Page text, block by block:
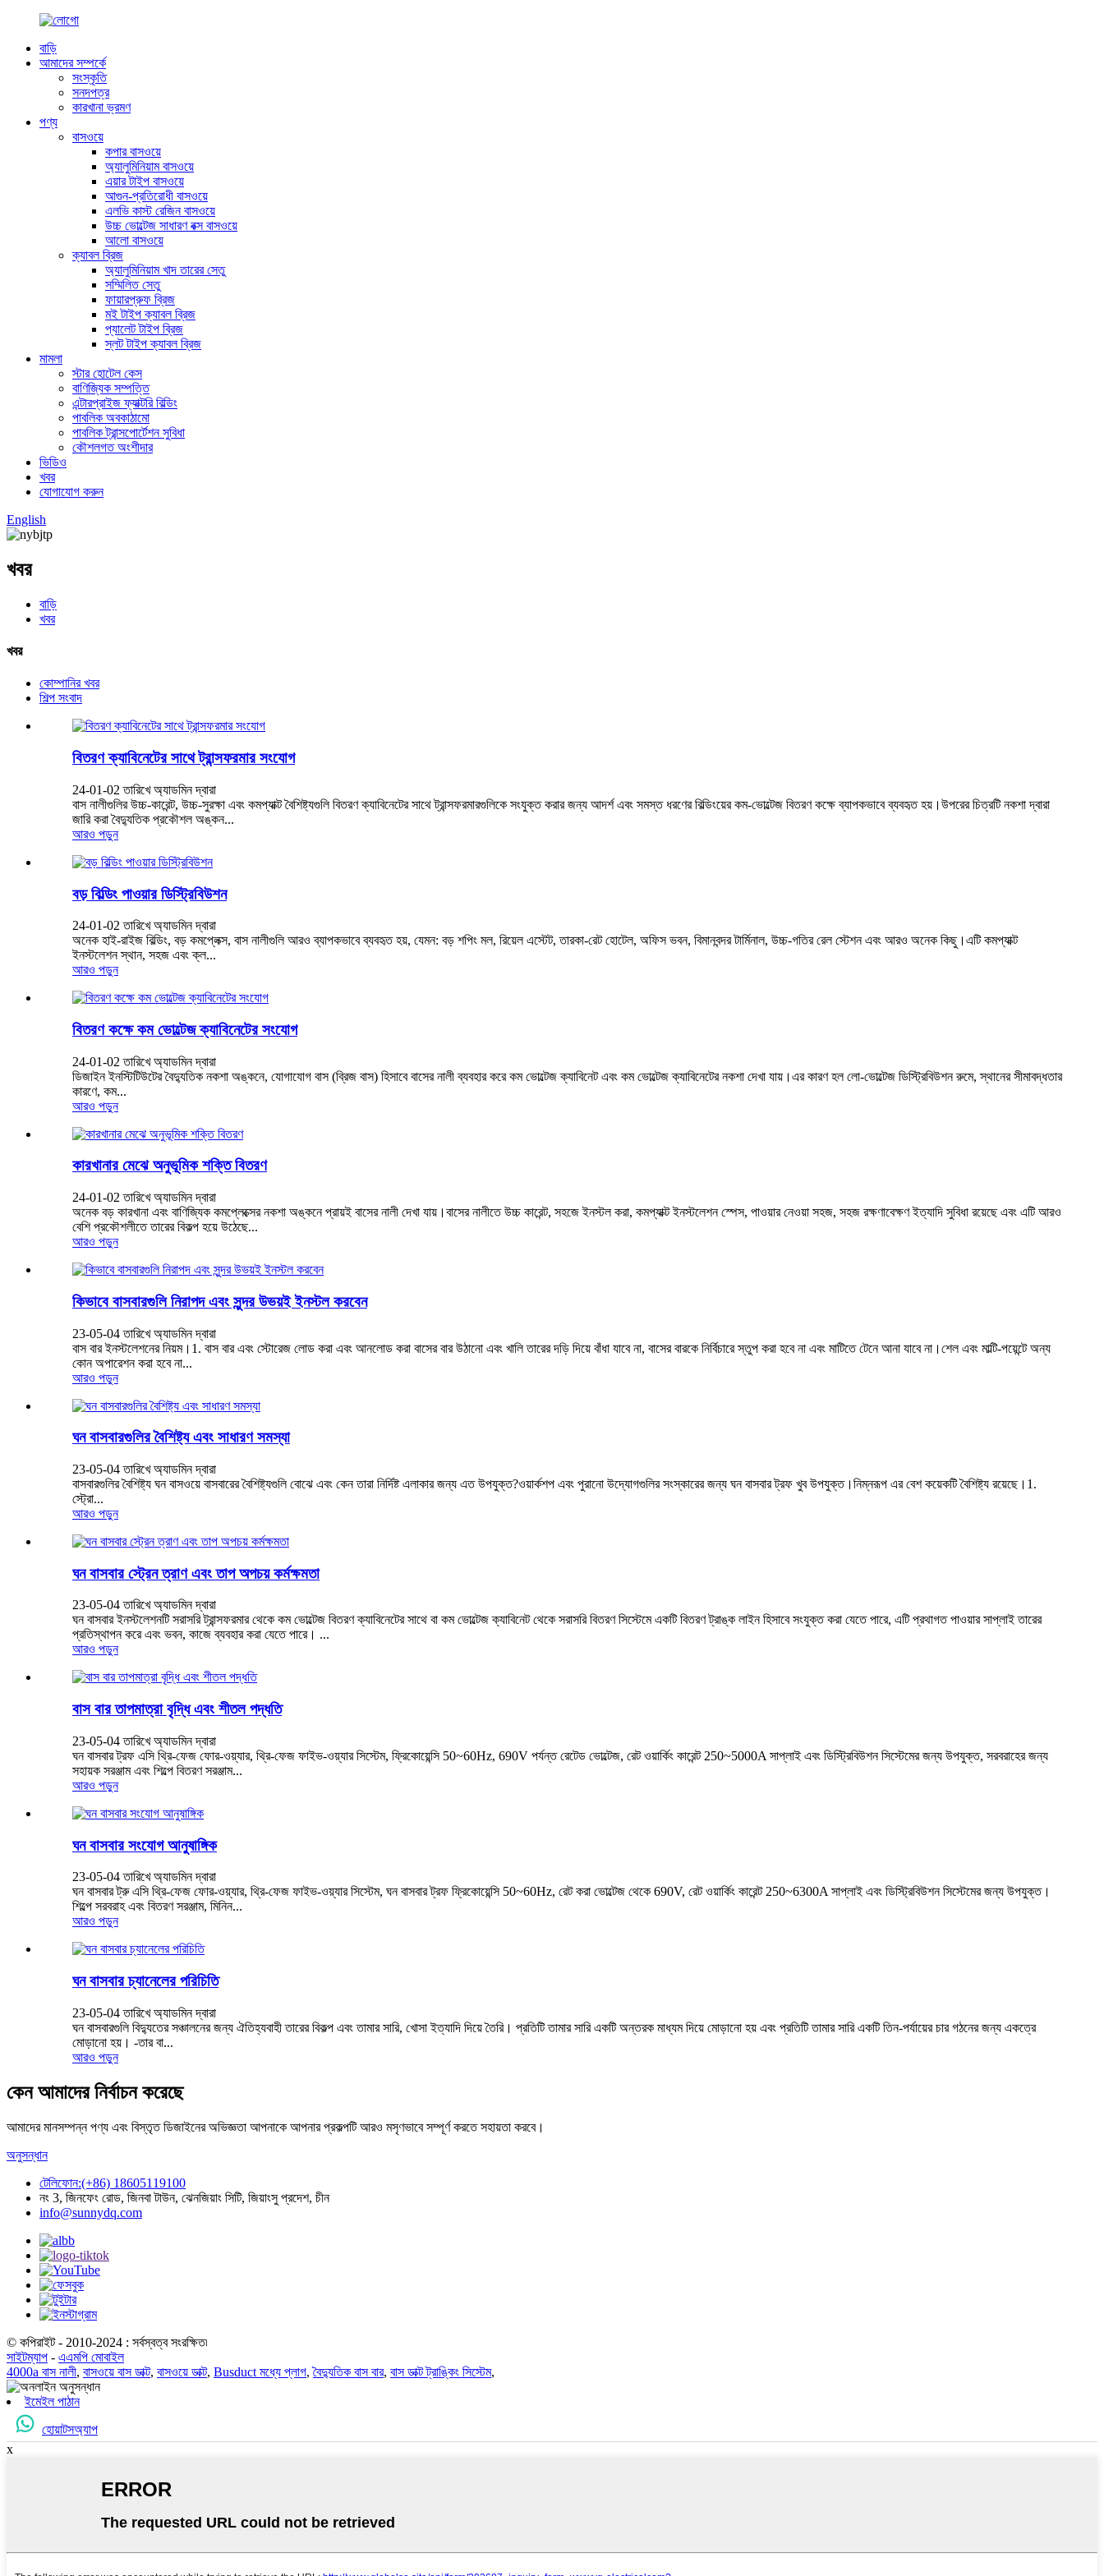
বাড়ি
আমাদের সম্পর্কে
সংস্কৃতি
সনদপত্র
কারখানা ভ্রমণ
পণ্য
বাসওয়ে
কপার বাসওয়ে
অ্যালুমিনিয়াম বাসওয়ে
এয়ার টাইপ বাসওয়ে
আগুন-প্রতিরোধী বাসওয়ে
এলভি কাস্ট রেজিন বাসওয়ে
উচ্চ ভোল্টেজ সাধারণ বক্স বাসওয়ে
আলো বাসওয়ে
ক্যাবল ব্রিজ
অ্যালুমিনিয়াম খাদ তারের সেতু
সম্মিলিত সেতু
ফায়ারপ্রুফ ব্রিজ
মই টাইপ ক্যাবল ব্রিজ
প্যালেট টাইপ ব্রিজ
স্লট টাইপ ক্যাবল ব্রিজ
মামলা
স্টার হোটেল কেস
বাণিজ্যিক সম্পত্তি
এন্টারপ্রাইজ ফ্যাক্টরি বিল্ডিং
পাবলিক অবকাঠামো
পাবলিক ট্রান্সপোর্টেশন সুবিধা
কৌশলগত অংশীদার
ভিডিও
খবর
যোগাযোগ করুন
English
খবর
বাড়ি
খবর
খবর
কোম্পানির খবর
শিল্প সংবাদ
বিতরণ ক্যাবিনেটের সাথে ট্রান্সফরমার সংযোগ
24-01-02 তারিখে অ্যাডমিন দ্বারা
বাস নালীগুলির উচ্চ-কারেন্ট, উচ্চ-সুরক্ষা এবং কমপ্যাক্ট বৈশিষ্ট্যগুলি বিতরণ ক্যাবিনেটের সাথে ট্রান্সফরমারগুলিকে সংযুক্ত করার জন্য আদর্শ এবং সমস্ত ধরণের বিল্ডিংয়ের কম-ভোল্টেজ বিতরণ কক্ষে ব্যাপকভাবে ব্যবহৃত হয়।উপরের চিত্রটি নকশা দ্বারা
জারি করা বৈদ্যুতিক প্রকৌশল অঙ্কন...
আরও পড়ুন
বড় বিল্ডিং পাওয়ার ডিস্ট্রিবিউশন
24-01-02 তারিখে অ্যাডমিন দ্বারা
অনেক হাই-রাইজ বিল্ডিং, বড় কমপ্লেক্স, বাস নালীগুলি আরও ব্যাপকভাবে ব্যবহৃত হয়, যেমন: বড় শপিং মল, রিয়েল এস্টেট, তারকা-রেট হোটেল, অফিস ভবন, বিমানবন্দর টার্মিনাল, উচ্চ-গতির রেল স্টেশন এবং আরও অনেক কিছু।এটি কমপ্যাক্ট
ইনস্টলেশন স্থান, সহজ এবং ক্ল...
আরও পড়ুন
বিতরণ কক্ষে কম ভোল্টেজ ক্যাবিনেটের সংযোগ
24-01-02 তারিখে অ্যাডমিন দ্বারা
ডিজাইন ইনস্টিটিউটের বৈদ্যুতিক নকশা অঙ্কনে, যোগাযোগ বাস (ব্রিজ বাস) হিসাবে বাসের নালী ব্যবহার করে কম ভোল্টেজ ক্যাবিনেট এবং কম ভোল্টেজ ক্যাবিনেটের নকশা দেখা যায়।এর কারণ হল লো-ভোল্টেজ ডিস্ট্রিবিউশন রুমে, স্থানের সীমাবদ্ধতার
কারণে, কম...
আরও পড়ুন
কারখানার মেঝে অনুভূমিক শক্তি বিতরণ
24-01-02 তারিখে অ্যাডমিন দ্বারা
অনেক বড় কারখানা এবং বাণিজ্যিক কমপ্লেক্সের নকশা অঙ্কনে প্রায়ই বাসের নালী দেখা যায়।বাসের নালীতে উচ্চ কারেন্ট, সহজে ইনস্টল করা, কমপ্যাক্ট ইনস্টলেশন স্পেস, পাওয়ার নেওয়া সহজ, সহজ রক্ষণাবেক্ষণ ইত্যাদি সুবিধা রয়েছে এবং এটি আরও
বেশি প্রকৌশলীতে তারের বিকল্প হয়ে উঠেছে...
আরও পড়ুন
কিভাবে বাসবারগুলি নিরাপদ এবং সুন্দর উভয়ই ইনস্টল করবেন
23-05-04 তারিখে অ্যাডমিন দ্বারা
বাস বার ইনস্টলেশনের নিয়ম।1. বাস বার এবং স্টোরেজ লোড করা এবং আনলোড করা বাসের বার উঠানো এবং খালি তারের দড়ি দিয়ে বাঁধা যাবে না, বাসের বারকে নির্বিচারে স্তুপ করা হবে না এবং মাটিতে টেনে আনা যাবে না।শেল এবং মাল্টি-পয়েন্টে অন্য
কোন অপারেশন করা হবে না...
আরও পড়ুন
ঘন বাসবারগুলির বৈশিষ্ট্য এবং সাধারণ সমস্যা
23-05-04 তারিখে অ্যাডমিন দ্বারা
বাসবারগুলির বৈশিষ্ট্য ঘন বাসওয়ে বাসবারের বৈশিষ্ট্যগুলি বোঝে এবং কেন তারা নির্দিষ্ট এলাকার জন্য এত উপযুক্ত?ওয়ার্কশপ এবং পুরানো উদ্যোগগুলির সংস্কারের জন্য ঘন বাসবার ট্রফ খুব উপযুক্ত।নিম্নরূপ এর বেশ কয়েকটি বৈশিষ্ট্য রয়েছে।1.
স্ট্রো...
আরও পড়ুন
ঘন বাসবার স্ট্রেন ত্রাণ এবং তাপ অপচয় কর্মক্ষমতা
23-05-04 তারিখে অ্যাডমিন দ্বারা
ঘন বাসবার ইনস্টলেশনটি সরাসরি ট্রান্সফরমার থেকে কম ভোল্টেজ বিতরণ ক্যাবিনেটের সাথে বা কম ভোল্টেজ ক্যাবিনেট থেকে সরাসরি বিতরণ সিস্টেমে একটি বিতরণ ট্রাঙ্ক লাইন হিসাবে সংযুক্ত করা যেতে পারে, এটি প্রথাগত পাওয়ার সাপ্লাই তারের
প্রতিস্থাপন করে এবং ভবন, কাজে ব্যবহার করা যেতে পারে। ...
আরও পড়ুন
বাস বার তাপমাত্রা বৃদ্ধি এবং শীতল পদ্ধতি
23-05-04 তারিখে অ্যাডমিন দ্বারা
ঘন বাসবার ট্রফ এসি থ্রি-ফেজ ফোর-ওয়্যার, থ্রি-ফেজ ফাইভ-ওয়্যার সিস্টেম, ফ্রিকোয়েন্সি 50~60Hz, 690V পর্যন্ত রেটেড ভোল্টেজ, রেট ওয়ার্কিং কারেন্ট 250~5000A সাপ্লাই এবং ডিস্ট্রিবিউশন সিস্টেমের জন্য উপযুক্ত, সরবরাহের জন্য
সহায়ক সরঞ্জাম এবং শিল্পে বিতরণ সরঞ্জাম...
আরও পড়ুন
ঘন বাসবার সংযোগ আনুষাঙ্গিক
23-05-04 তারিখে অ্যাডমিন দ্বারা
ঘন বাসবার ট্রু এসি থ্রি-ফেজ ফোর-ওয়্যার, থ্রি-ফেজ ফাইভ-ওয়্যার সিস্টেম, ঘন বাসবার ট্রফ ফ্রিকোয়েন্সি 50~60Hz, রেট করা ভোল্টেজ থেকে 690V, রেট ওয়ার্কিং কারেন্ট 250~6300A সাপ্লাই এবং ডিস্ট্রিবিউশন সিস্টেমের জন্য উপযুক্ত।
শিল্পে সরবরাহ এবং বিতরণ সরঞ্জাম, মিনিন...
আরও পড়ুন
ঘন বাসবার চ্যানেলের পরিচিতি
23-05-04 তারিখে অ্যাডমিন দ্বারা
ঘন বাসবারগুলি বিদ্যুতের সঞ্চালনের জন্য ঐতিহ্যবাহী তারের বিকল্প এবং তামার সারি, খোসা ইত্যাদি দিয়ে তৈরি। প্রতিটি তামার সারি একটি অন্তরক মাধ্যম দিয়ে মোড়ানো হয় এবং প্রতিটি তামার সারি একটি তিন-পর্যায়ের চার গঠনের জন্য একত্রে
মোড়ানো হয়। -তার বা...
আরও পড়ুন
কেন আমাদের নির্বাচন করেছে
আমাদের মানসম্পন্ন পণ্য এবং বিস্তৃত ডিজাইনের অভিজ্ঞতা আপনাকে আপনার প্রকল্পটি আরও মসৃণভাবে সম্পূর্ণ করতে সহায়তা করবে।
অনুসন্ধান
টেলিফোন:(+86) 18605119100
নং 3, জিনফেং রোড, জিনবা টাউন, ঝেনজিয়াং সিটি, জিয়াংসু প্রদেশ, চীন
info@sunnydq.com
© কপিরাইট - 2010-2024 : সর্বস্বত্ব সংরক্ষিত৷
সাইটম্যাপ - এএমপি মোবাইল
4000a বাস নালী, বাসওয়ে বাস ডাক্ট, বাসওয়ে ডাক্ট, Busduct মধ্যে প্লাগ,বৈদ্যুতিক বাস বার, বাস ডাক্ট ট্রাঙ্কিং সিস্টেম,
ইমেইল পাঠান
হোয়াটসঅ্যাপ
x